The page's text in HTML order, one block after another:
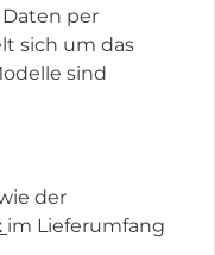
per
sich um das
sind
der
im Lieferumfang